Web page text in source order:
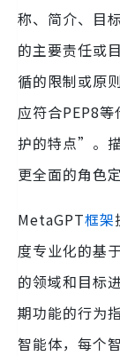
称、简介、目
的主要责任或
循的限制或原
应符合PEP8
护的特点”。
更全面的角色定
MetaGPT框架
度专业化的基
的领域和目标
期功能的行为
智能体，每个